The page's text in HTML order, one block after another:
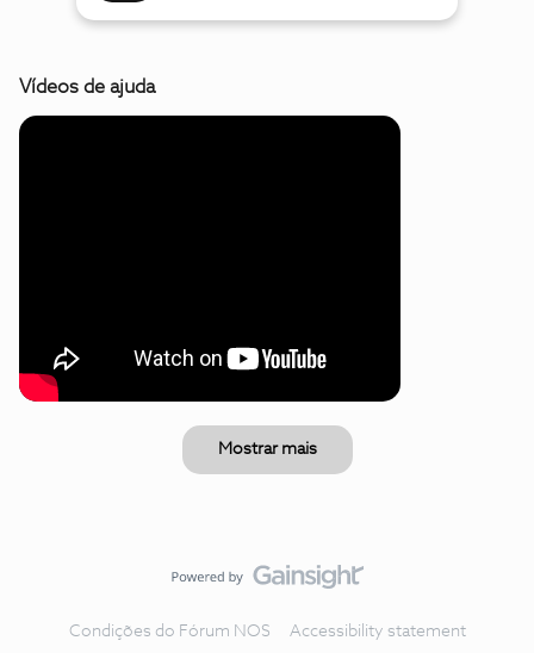
Vídeos de ajuda
Mostrar mais
Condições do Fórum NOS Accessibility statement